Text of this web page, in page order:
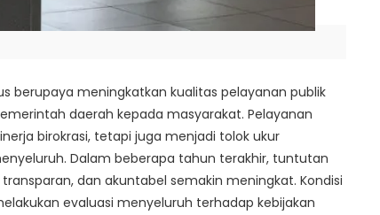
berupaya meningkatkan kualitas pelayanan publik
daerah kepada masyarakat. Pelayanan
birokrasi, tetapi juga menjadi tolok ukur
Dalam beberapa tahun terakhir, tuntutan
dan akuntabel semakin meningkat. Kondisi
evaluasi menyeluruh terhadap kebijakan